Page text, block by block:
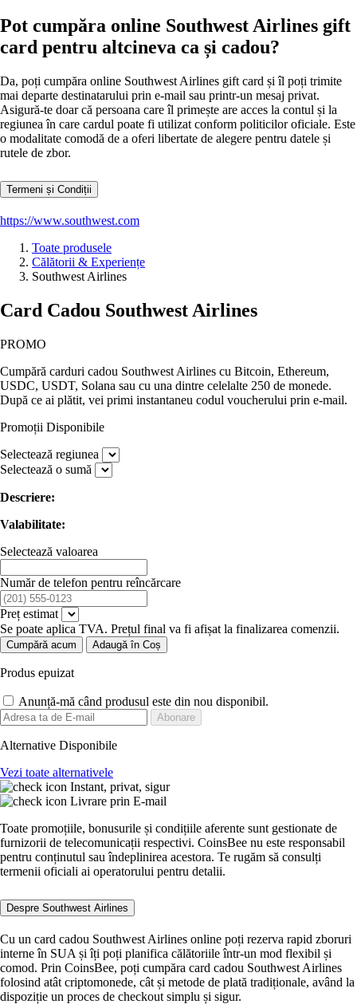
Pot cumpăra online Southwest Airlines gift
card pentru altcineva ca și cadou?
Da, poți cumpăra online Southwest Airlines gift card și îl poți trimite
mai departe destinatarului prin e-mail sau printr-un mesaj privat.
Asigură-te doar că persoana care îl primește are acces la contul și la
regiunea în care cardul poate fi utilizat conform politicilor oficiale. Este
o modalitate comodă de a oferi libertate de alegere pentru datele și
rutele de zbor.
Termeni și Condiții
https://www.southwest.com
Toate produsele
Călătorii & Experiențe
Southwest Airlines
Card Cadou Southwest Airlines
PROMO
Cumpără carduri cadou Southwest Airlines cu Bitcoin, Ethereum,
USDC, USDT, Solana sau cu una dintre celelalte 250 de monede.
După ce ai plătit, vei primi instantaneu codul voucherului prin e-mail.
Promoții Disponibile
Selectează regiunea
Selectează o sumă
Descriere:
Valabilitate:
Selectează valoarea
Număr de telefon pentru reîncărcare
Preț estimat
Se poate aplica TVA. Prețul final va fi afișat la finalizarea comenzii.
Cumpără acum Adaugă în Coș
Produs epuizat
Anunță-mă când produsul este din nou disponibil.
Abonare
Alternative Disponibile
Vezi toate alternativele
Instant, privat, sigur
Livrare prin E-mail
Toate promoțiile, bonusurile și condițiile aferente sunt gestionate de
furnizorii de telecomunicații respectivi. CoinsBee nu este responsabil
pentru conținutul sau îndeplinirea acestora. Te rugăm să consulți
termenii oficiali ai operatorului pentru detalii.
Despre Southwest Airlines
Cu un card cadou Southwest Airlines online poți rezerva rapid zboruri
interne în SUA și îți poți planifica călătoriile într-un mod flexibil și
comod. Prin CoinsBee, poți cumpăra card cadou Southwest Airlines
folosind atât criptomonede, cât și metode de plată tradiționale, având la
dispoziție un proces de checkout simplu și sigur.